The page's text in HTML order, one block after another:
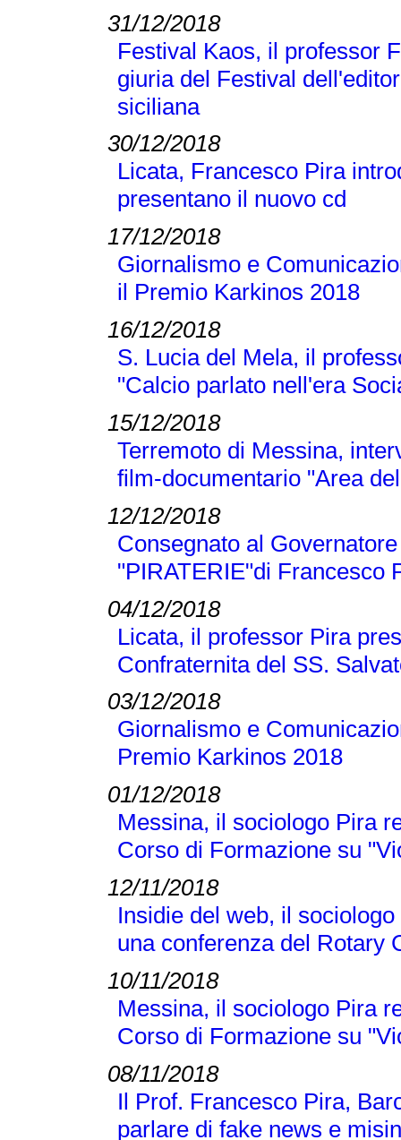
31/12/2018
Festival Kaos, il professor
giuria del Festival
siciliana
30/12/2018
Licata, Francesco Pira
presentano il nuovo cd
17/12/2018
Giornalismo e
il Premio Karkinos 2018
16/12/2018
S. Lucia del Mela, il
"Calcio parlato nell'era
15/12/2018
Terremoto di Messina,
film-documentario "Area
12/12/2018
Consegnato al
"PIRATERIE"di Francesco
04/12/2018
Licata, il professor Pira
Confraternita del SS.
03/12/2018
Giornalismo e
Premio Karkinos 2018
01/12/2018
Messina, il sociologo Pira
Corso di Formazione su
12/11/2018
Insidie del web, il
una conferenza del Rotary
10/11/2018
Messina, il sociologo Pira
Corso di Formazione su
08/11/2018
Il Prof. Francesco Pira,
parlare di fake news e